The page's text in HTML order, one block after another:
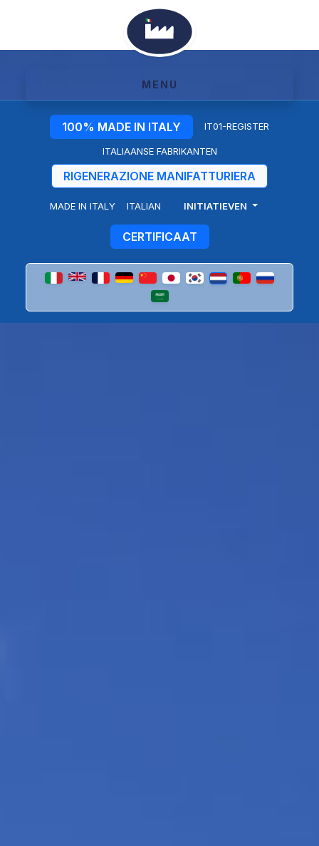
MENU
100% MADE IN ITALY IT01-REGISTER
ITALIAANSE FABRIKANTEN
RIGENERAZIONE MANIFATTURIERA
MADE IN ITALY ITALIAN INITIATIEVEN
CERTIFICAAT